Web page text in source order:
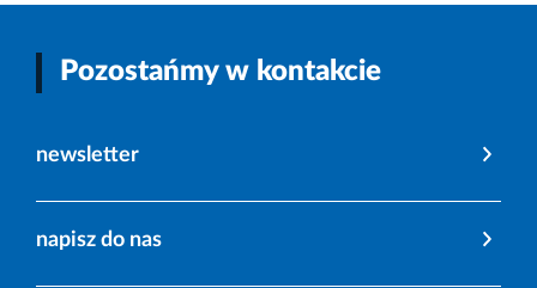
Pozostańmy w kontakcie
newsletter
napisz do nas